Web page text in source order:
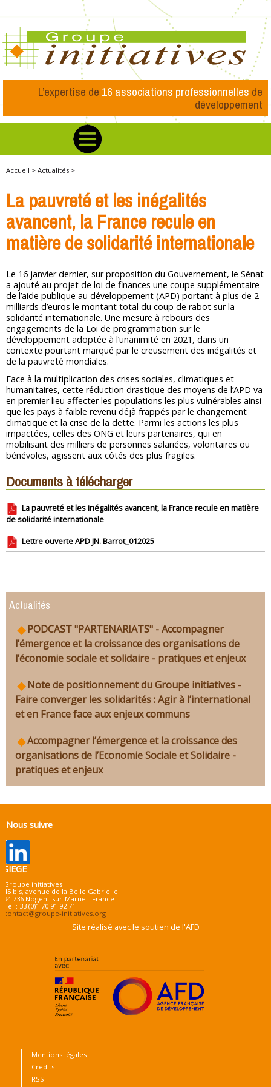
L’expertise de 16 associations professionnelles de
développement
Accueil > Actualités >
La pauvreté et les inégalités
avancent, la France recule en
matière de solidarité internationale
Le 16 janvier dernier, sur proposition du Gouvernement, le Sénat
a ajouté au projet de loi de finances une coupe supplémentaire
de l’aide publique au développement (APD) portant à plus de 2
milliards d’euros le montant total du coup de rabot sur la
solidarité internationale. Une mesure à rebours des
engagements de la Loi de programmation sur le
développement adoptée à l’unanimité en 2021, dans un
contexte pourtant marqué par le creusement des inégalités et
de la pauvreté mondiales.
Face à la multiplication des crises sociales, climatiques et
humanitaires, cette réduction drastique des moyens de l’APD va
en premier lieu affecter les populations les plus vulnérables ainsi
que les pays à faible revenu déjà frappés par le changement
climatique et la crise de la dette. Parmi les actions les plus
impactées, celles des ONG et leurs partenaires, qui en
mobilisant des milliers de personnes salariées, volontaires ou
bénévoles, agissent aux côtés des plus fragiles.
Documents à télécharger
La pauvreté et les inégalités avancent, la France recule en matière
de solidarité internationale
Lettre ouverte APD JN. Barrot_012025
Actualités
PODCAST "PARTENARIATS" - Accompagner
l’émergence et la croissance des organisations de
l’économie sociale et solidaire - pratiques et enjeux
Note de positionnement du Groupe initiatives -
Faire converger les solidarités : Agir à l’international
et en France face aux enjeux communs
Accompagner l’émergence et la croissance des
organisations de l’Economie Sociale et Solidaire -
pratiques et enjeux
Nous suivre
SIEGE
Groupe initiatives
45 bis, avenue de la Belle Gabrielle
94 736 Nogent-sur-Marne - France
Tel : 33 (0)1 70 91 92 71
contact@groupe-initiatives.org
Site réalisé avec le soutien de l'AFD
Mentions légales
Crédits
RSS